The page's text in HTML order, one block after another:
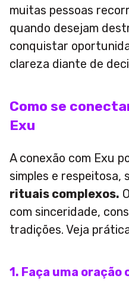
muitas pessoas
quando desejam
conquistar
clareza diante de
Como se
Exu
A conexão com Exu
simples e respeitosa,
rituais complexos.
com sinceridade,
tradições. Veja
1. Faça uma